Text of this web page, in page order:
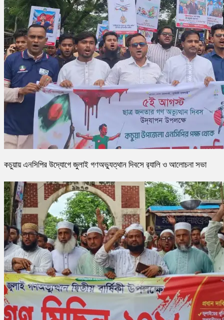
কচুয়ায় এনসিপির উদ্যোগে জুলাই গণঅভ্যুত্থান দিবসে র‌্যালি ও আলোচনা সভা